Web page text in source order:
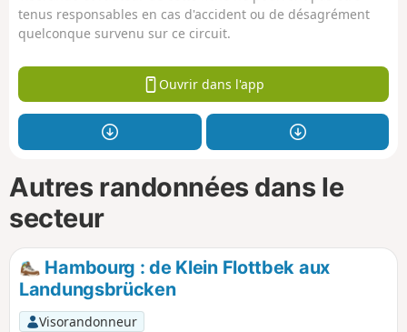
tenus responsables en cas d'accident ou de désagrément
quelconque survenu sur ce circuit.
Ouvrir dans l'app
Autres randonnées dans le
secteur
Hambourg : de Klein Flottbek aux
Landungsbrücken
Visorandonneur